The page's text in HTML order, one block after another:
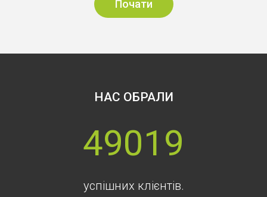
Почати
НАС ОБРАЛИ
49019
успішних клієнтів.